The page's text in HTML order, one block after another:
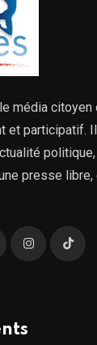
média citoyen
et participatif.
presse libre,